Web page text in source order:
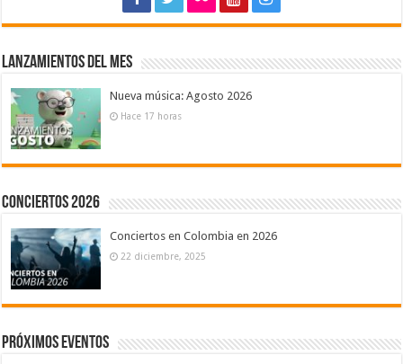
Lanzamientos del mes
Nueva música: Agosto 2026
Hace 17 horas
Conciertos 2026
Conciertos en Colombia en 2026
22 diciembre, 2025
Próximos eventos